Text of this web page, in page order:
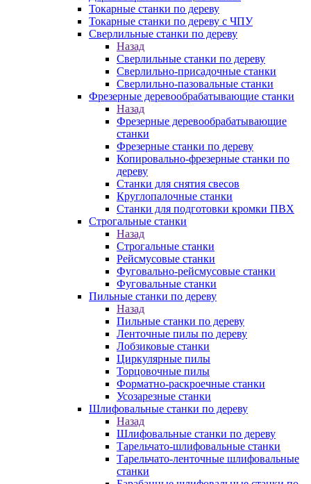
Токарные станки по дереву
Токарные станки по дереву с ЧПУ
Сверлильные станки по дереву
Назад
Сверлильные станки по дереву
Сверлильно-присадочные станки
Сверлильно-пазовальные станки
Фрезерные деревообрабатывающие станки
Назад
Фрезерные деревообрабатывающие
станки
Фрезерные станки по дереву
Копировально-фрезерные станки по
дереву
Станки для снятия свесов
Круглопалочные станки
Станки для подготовки кромки ПВХ
Строгальные станки
Назад
Строгальные станки
Рейсмусовые станки
Фуговально-рейсмусовые станки
Фуговальные станки
Пильные станки по дереву
Назад
Пильные станки по дереву
Ленточные пилы по дереву
Лобзиковые станки
Циркулярные пилы
Торцовочные пилы
Форматно-раскроечные станки
Усозарезные станки
Шлифовальные станки по дереву
Назад
Шлифовальные станки по дереву
Тарельчато-шлифовальные станки
Тарельчато-ленточные шлифовальные
станки